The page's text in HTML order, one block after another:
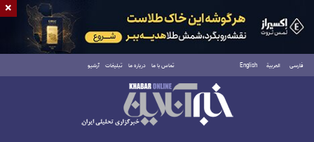
فارسی العربية English تماس با ما درباره ما تبلیغات آرشیو
شنبه ۱۷ مرداد ۱۴۰۵
×